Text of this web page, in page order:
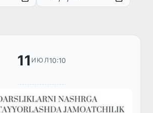
11 ИЮЛ10:10